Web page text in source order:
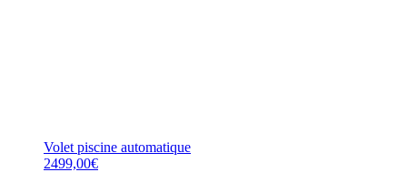
Volet piscine automatique
2499,00€